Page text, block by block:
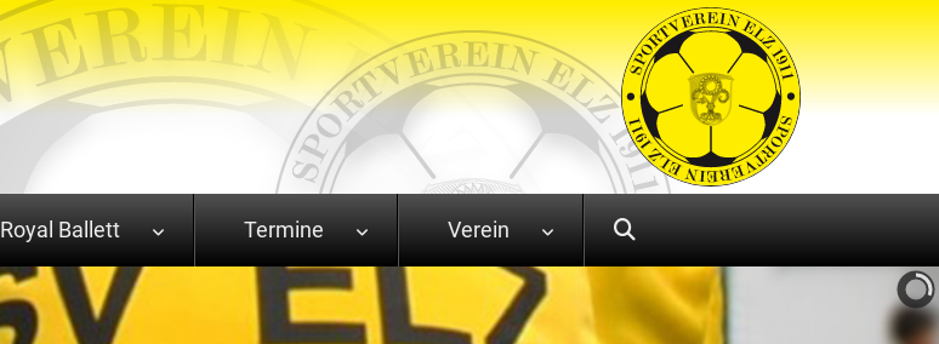
Royal Ballett Termine Verein